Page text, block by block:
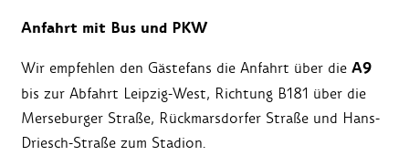
Anfahrt mit Bus und PKW
Wir empfehlen den Gästefans die Anfahrt über die A9
bis zur Abfahrt Leipzig-West, Richtung B181 über die
Merseburger Straße, Rückmarsdorfer Straße und Hans-
Driesch-Straße zum Stadion.